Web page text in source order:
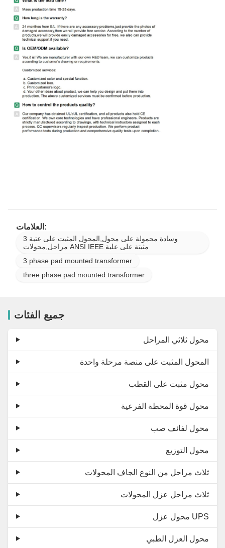
العلامات:
وسادة محمولة على محول,المحول المثبت على عتبة 3
مراحل,محولات ANSI IEEE مثبتة على علبة
3 phase pad mounted transformer
three phase pad mounted transformer
جميع الفئات
محول ثلاثي المراحل
المحول المثبت على منصة مرحلة واحدة
محول مثبت على القطب
محول قوة المحطة الفرعية
محول لفائف صب
محول التوزيع
ثلاث مراحل من النوع الجاف المحولات
ثلاث مراحل عزل المحولات
محول عزل UPS
محول العزل الطبي